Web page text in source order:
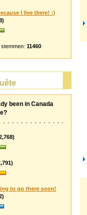
I live there! :)
stemmen: 11460
been in Canada
to go there soon!